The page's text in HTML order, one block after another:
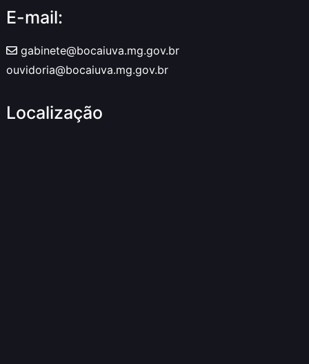
E-mail:
gabinete@bocaiuva.mg.gov.br
ouvidoria@bocaiuva.mg.gov.br
Localização